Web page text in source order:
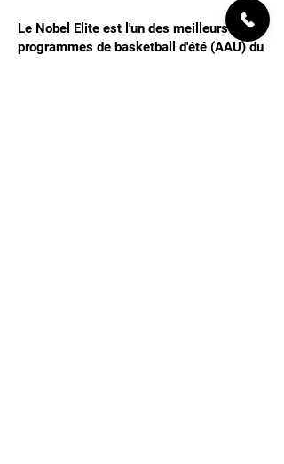
Le Nobel Elite est l'un des meilleurs
programmes de basketball d'été (AAU) du